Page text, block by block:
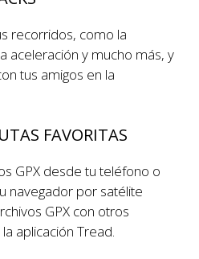
recorridos, como la
aceleración y mucho más, y
tus amigos en la
FAVORITAS
GPX desde tu teléfono o
navegador por satélite
GPX con otros
aplicación Tread.